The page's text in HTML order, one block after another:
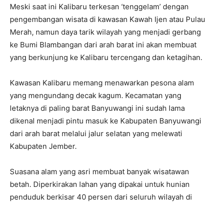
Meski saat ini Kalibaru terkesan ‘tenggelam’ dengan
pengembangan wisata di kawasan Kawah Ijen atau Pulau
Merah, namun daya tarik wilayah yang menjadi gerbang
ke Bumi Blambangan dari arah barat ini akan membuat
yang berkunjung ke Kalibaru tercengang dan ketagihan.
Kawasan Kalibaru memang menawarkan pesona alam
yang mengundang decak kagum. Kecamatan yang
letaknya di paling barat Banyuwangi ini sudah lama
dikenal menjadi pintu masuk ke Kabupaten Banyuwangi
dari arah barat melalui jalur selatan yang melewati
Kabupaten Jember.
Suasana alam yang asri membuat banyak wisatawan
betah. Diperkirakan lahan yang dipakai untuk hunian
penduduk berkisar 40 persen dari seluruh wilayah di